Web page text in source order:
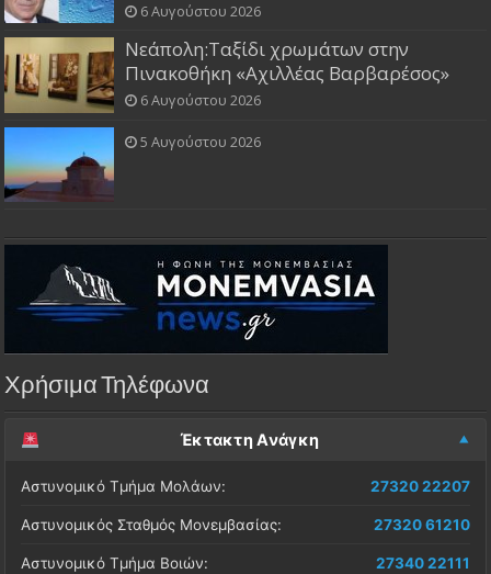
6 Αυγούστου 2026
Νεάπολη:Ταξίδι χρωμάτων στην
Πινακοθήκη «Αχιλλέας Βαρβαρέσος»
6 Αυγούστου 2026
5 Αυγούστου 2026
Χρήσιμα Τηλέφωνα
Έκτακτη Ανάγκη
Αστυνομικό Τμήμα Μολάων: 27320 22207
Αστυνομικός Σταθμός Μονεμβασίας: 27320 61210
Αστυνομικό Τμήμα Βοιών: 27340 22111